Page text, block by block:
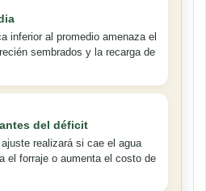
inferior al promedio amenaza el
sembrados y la recarga de
del déficit
realizará si cae el agua
el forraje o aumenta el costo de